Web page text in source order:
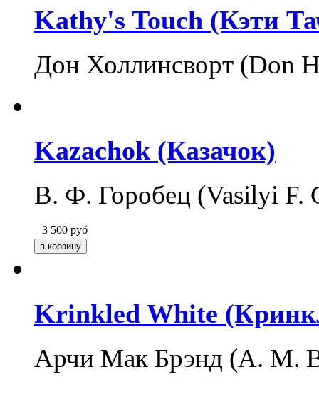
Kathy's Touch (Кэти
Дон Холлинсворт (Don
Kazachok (Казачок)
В. Ф. Горобец (Vasilyi F.
3 500 руб
Krinkled White
Арчи Мак Брэнд (A. M.